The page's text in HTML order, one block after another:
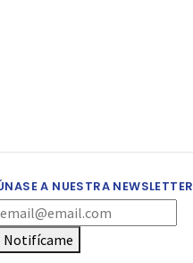
A NUESTRA NEWSLETTER
Notifícame